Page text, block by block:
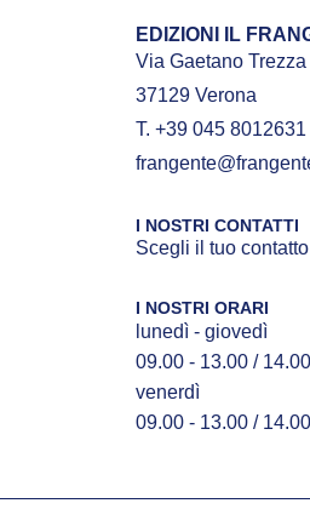
EDIZIONI IL
Via Gaetano Trezza
37129 Verona
T. +39 045 8012631
I NOSTRI CONTATTI
Scegli il tuo contatto
I NOSTRI ORARI
lunedì - giovedì
09.00 - 13.00 /
venerdì
09.00 - 13.00 /